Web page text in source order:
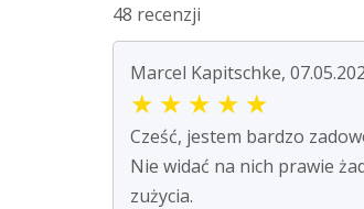
48 recenzji
Marcel Kapitschke,
★ ★ ★ ★ ★
Cześć, jestem bardzo
Nie widać na nich prawie
zużycia.